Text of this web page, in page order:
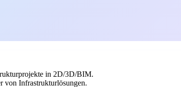
in 2D/3D/BIM.
von Infrastrukturlösungen.